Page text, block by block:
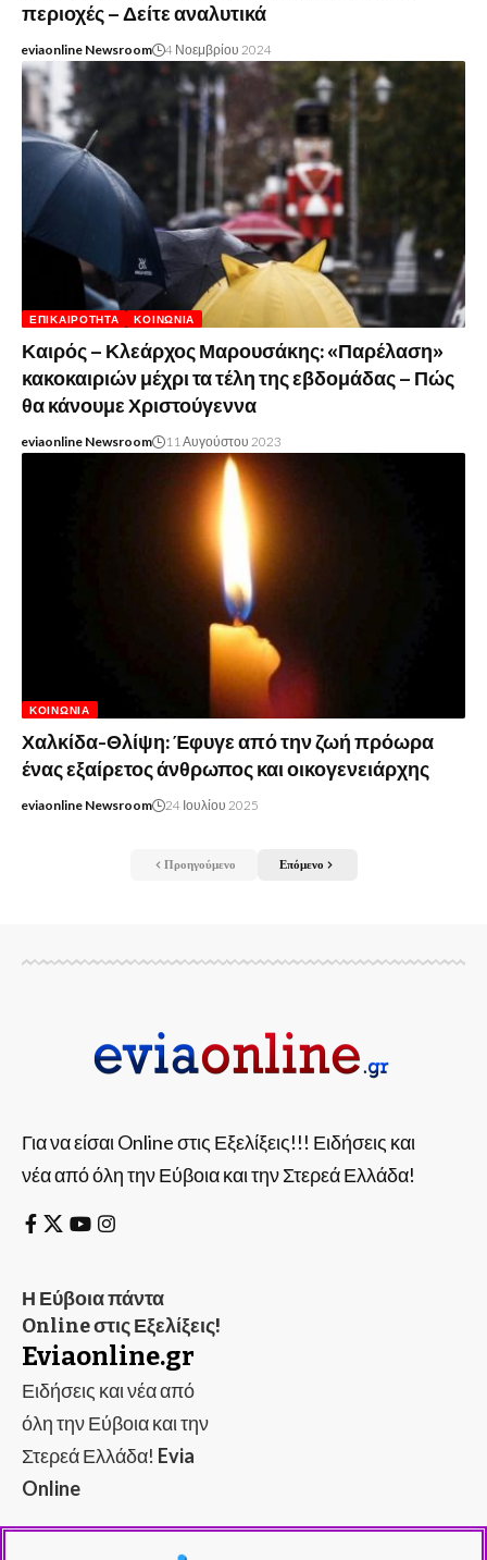
περιοχές – Δείτε αναλυτικά
eviaonline Newsroom 4 Νοεμβρίου 2024
ΕΠΙΚΑΙΡΌΤΗΤΑ ΚΟΙΝΩΝΊΑ
Καιρός – Κλεάρχος Μαρουσάκης: «Παρέλαση»
κακοκαιριών μέχρι τα τέλη της εβδομάδας – Πώς
θα κάνουμε Χριστούγεννα
eviaonline Newsroom 11 Αυγούστου 2023
ΚΟΙΝΩΝΊΑ
Χαλκίδα-Θλίψη: Έφυγε από την ζωή πρόωρα
ένας εξαίρετος άνθρωπος και οικογενειάρχης
eviaonline Newsroom 24 Ιουλίου 2025
Προηγούμενο Επόμενο
Για να είσαι Online στις Εξελίξεις!!! Ειδήσεις και
νέα από όλη την Εύβοια και την Στερεά Ελλάδα!
Η Εύβοια πάντα
Online στις Εξελίξεις!
Eviaonline.gr
Ειδήσεις και νέα από
όλη την Εύβοια και την
Στερεά Ελλάδα! Evia
Online